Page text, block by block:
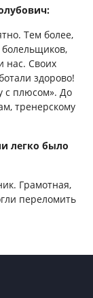
Тем более,
болельщиков,
нас. Своих
здорово!
с плюсом». До
тренерскому
легко было
Грамотная,
переломить